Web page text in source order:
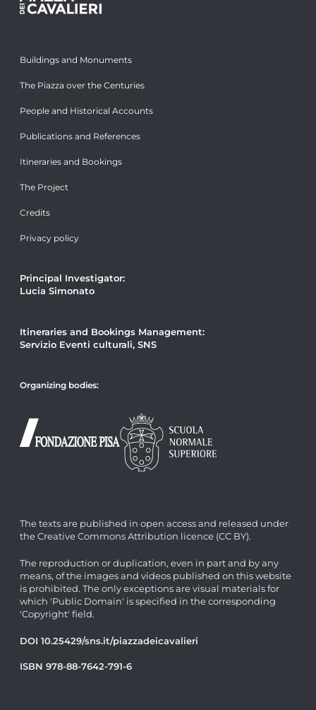
Buildings and Monuments
The Piazza over the Centuries
People and Historical Accounts
Publications and References
Itineraries and Bookings
The Project
Credits
Privacy policy
Principal Investigator:
Lucia Simonato
Itineraries and Bookings Management:
Servizio Eventi culturali, SNS
Organizing bodies:
The texts are published in open access and released under
the Creative Commons Attribution licence (CC BY).
The reproduction or duplication, even in part and by any
means, of the images and videos published on this website
is prohibited. The only exceptions are visual materials for
which 'Public Domain' is specified in the corresponding
'Copyright' field.
DOI 10.25429/sns.it/piazzadeicavalieri
ISBN 978-88-7642-791-6